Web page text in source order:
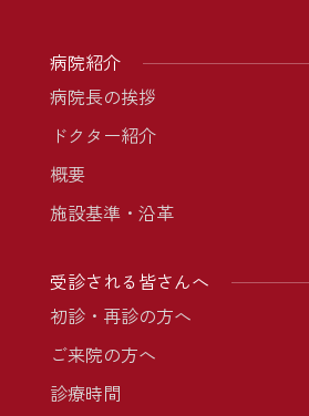
病院紹介
病院長の挨拶
ドクター紹介
概要
施設基準・沿革
受診される皆さんへ
初診・再診の方へ
ご来院の方へ
診療時間